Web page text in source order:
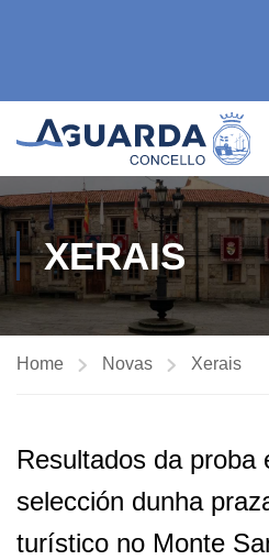
XERAIS
Home Novas Xerais
Resultados da proba
selección dunha
turístico no Monte